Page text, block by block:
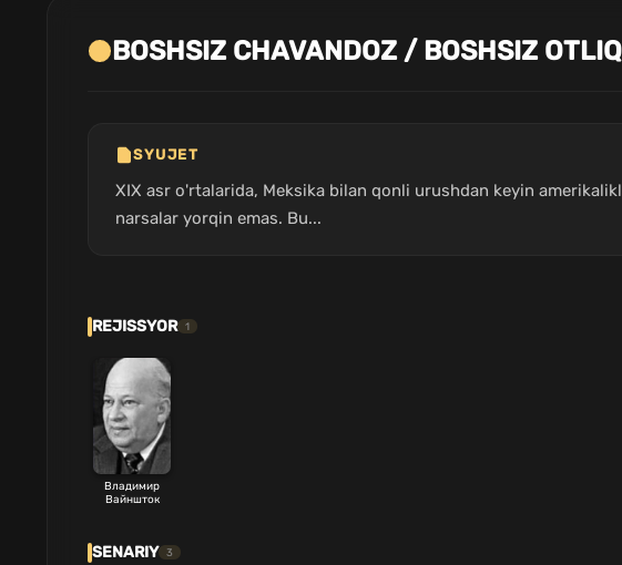
BOSHSIZ CHAVANDOZ / BOSHSIZ
SYUJET
XIX asr o'rtalarida, Meksika bilan qonli urushdan keyin
narsalar yorqin emas. Bu...
REJISSYOR 1
Владимир
Вайншток
SENARIY 3